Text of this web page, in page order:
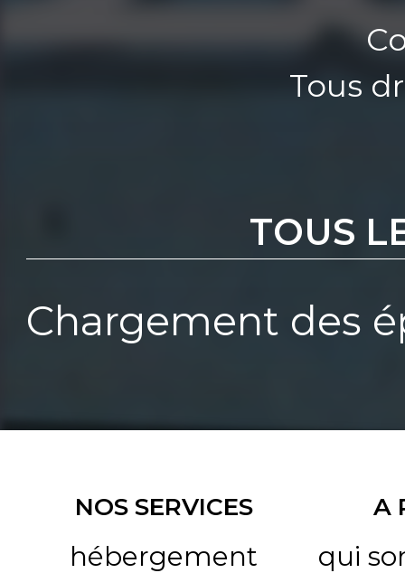
Tous
TOUS
Chargement des
NOS SERVICES
hébergement
A
qui